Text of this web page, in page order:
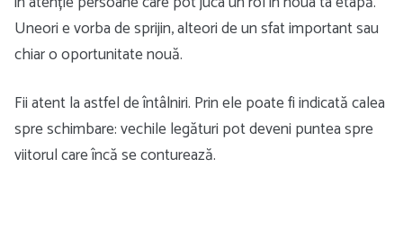
Uneori e vorba de sprijin, alteori de un sfat important sau
chiar o oportunitate nouă.
Fii atent la astfel de întâlniri. Prin ele poate fi indicată calea
spre schimbare: vechile legături pot deveni puntea spre
viitorul care încă se conturează.